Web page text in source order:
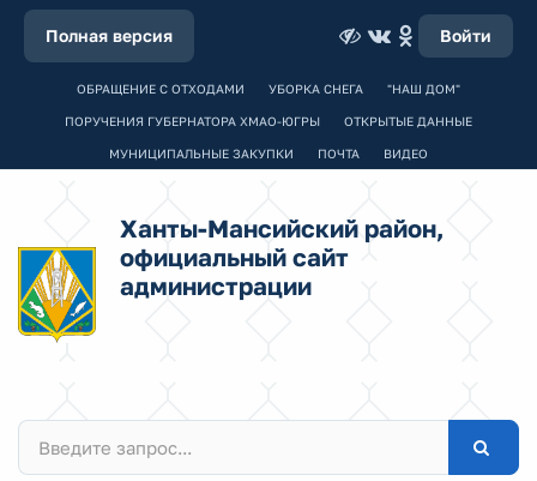
Полная версия Войти
ОБРАЩЕНИЕ С ОТХОДАМИ УБОРКА СНЕГА "НАШ ДОМ"
ПОРУЧЕНИЯ ГУБЕРНАТОРА ХМАО-ЮГРЫ ОТКРЫТЫЕ ДАННЫЕ
МУНИЦИПАЛЬНЫЕ ЗАКУПКИ ПОЧТА ВИДЕО
Ханты-Мансийский район,
официальный сайт
администрации